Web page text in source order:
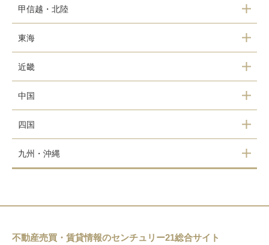
青森県（6）
山形県（7）
福島県（1）
東京都（3591）
神奈川県（3128）
埼玉県（559）
栃木県（34）
群馬県（28）
甲信越・北陸
山梨県（1）
長野県（2）
福井県（0）
東海
愛知県（1035）
静岡県（57）
近畿
大阪府（4885）
京都府（2567）
滋賀県（321）
中国
岡山県（85）
広島県（14）
四国
徳島県（2）
香川県（1）
高知県（0）
九州・沖縄
佐賀県（5）
長崎県（24）
不動産売買・賃貸情報のセンチュリー21総合サイト